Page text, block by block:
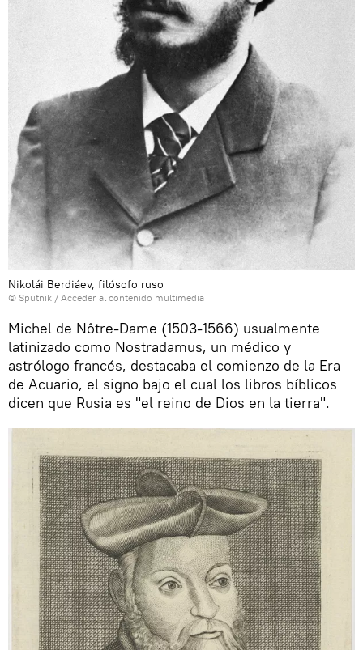
Nikolái Berdiáev, filósofo ruso
© Sputnik / Acceder al contenido multimedia
Michel de Nôtre-Dame (1503-1566) usualmente
latinizado como Nostradamus, un médico y
astrólogo francés, destacaba el comienzo de la Era
de Acuario, el signo bajo el cual los libros bíblicos
dicen que Rusia es "el reino de Dios en la tierra".